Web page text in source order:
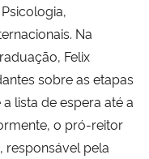
Na
Felix
sobre as etapas
lista de espera até a
o pró-reitor
responsável pela